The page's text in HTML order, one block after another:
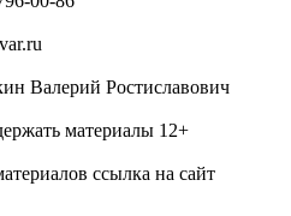
Валерий Ростиславович
материалы 12+
ссылка на сайт